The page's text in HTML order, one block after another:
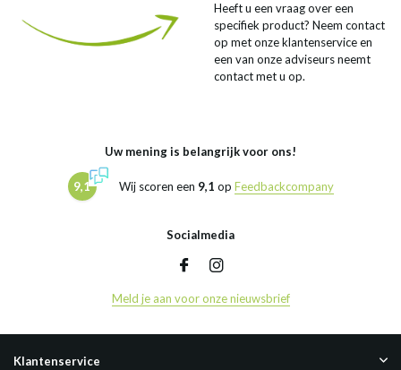
Heeft u een vraag over een
specifiek product? Neem contact
op met onze klantenservice en
een van onze adviseurs neemt
contact met u op.
Uw mening is belangrijk voor ons!
9,1 Wij scoren een 9,1 op Feedbackcompany
Socialmedia
Meld je aan voor onze nieuwsbrief
Klantenservice